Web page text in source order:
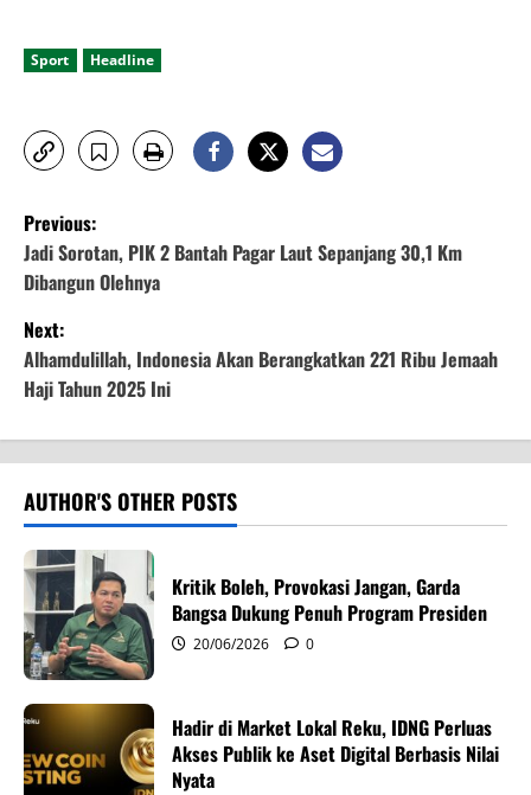
Sport Headline
P
o
s
t
n
a
v
i
g
a
t
i
Previous:
Jadi Sorotan, PIK 2 Bantah Pagar Laut Sepanjang 30,1 Km
Dibangun Olehnya
Next:
Alhamdulillah, Indonesia Akan Berangkatkan 221 Ribu Jemaah
Haji Tahun 2025 Ini
AUTHOR'S OTHER POSTS
Kritik Boleh, Provokasi Jangan, Garda
Bangsa Dukung Penuh Program Presiden
20/06/2026 0
Hadir di Market Lokal Reku, IDNG Perluas
Akses Publik ke Aset Digital Berbasis Nilai
Nyata